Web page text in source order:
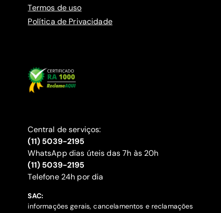
Termos de uso
Política de Privacidade
Central de serviços:
(11) 5039-2195
WhatsApp dias úteis das 7h às 20h
(11) 5039-2195
‍Telefone 24h por dia
SAC:
informações gerais, cancelamentos e reclamações